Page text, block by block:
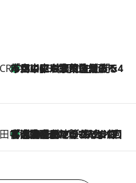
CREA'S CHOICE
2026.8.7
「立川にも歌舞伎があるんだよ」 片岡仁左衛門・市川中車ら豪華座組みで4年目の立川立飛歌舞伎へ
田中稲の勝手に再ブーム
2026.8.7
「湘南乃風に憧れて」観客大盛上がりの“タオル回し”に、ラッパー顔負けの高速歌唱まで…さだまさし（74）のアグレッシブすぎる現在地